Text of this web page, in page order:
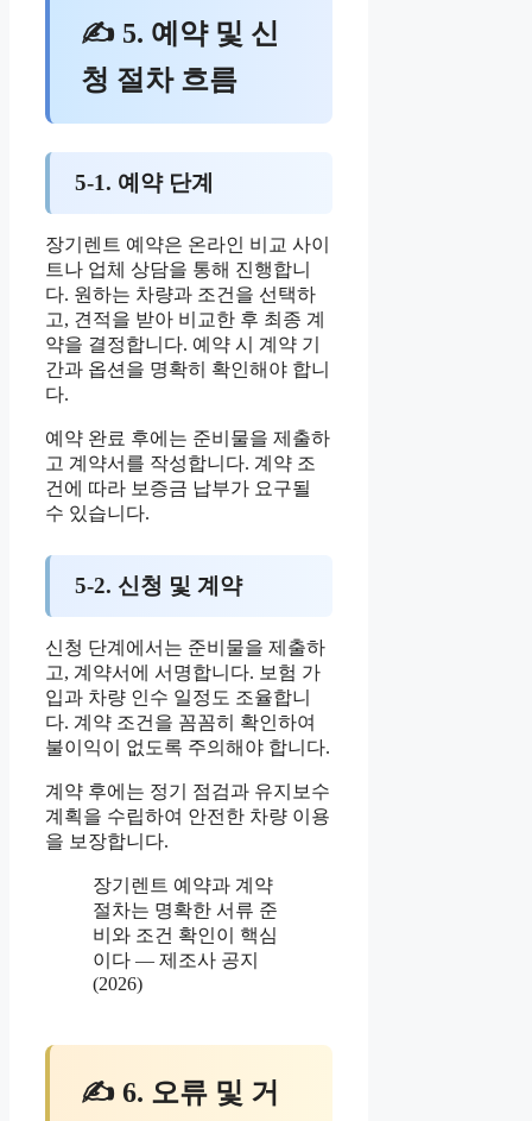
✍ 5. 예약 및 신
청 절차 흐름
5-1. 예약 단계
장기렌트 예약은 온라인 비교 사이
트나 업체 상담을 통해 진행합니
다. 원하는 차량과 조건을 선택하
고, 견적을 받아 비교한 후 최종 계
약을 결정합니다. 예약 시 계약 기
간과 옵션을 명확히 확인해야 합니
다.
예약 완료 후에는 준비물을 제출하
고 계약서를 작성합니다. 계약 조
건에 따라 보증금 납부가 요구될
수 있습니다.
5-2. 신청 및 계약
신청 단계에서는 준비물을 제출하
고, 계약서에 서명합니다. 보험 가
입과 차량 인수 일정도 조율합니
다. 계약 조건을 꼼꼼히 확인하여
불이익이 없도록 주의해야 합니다.
계약 후에는 정기 점검과 유지보수
계획을 수립하여 안전한 차량 이용
을 보장합니다.
장기렌트 예약과 계약
절차는 명확한 서류 준
비와 조건 확인이 핵심
이다 — 제조사 공지
(2026)
✍ 6. 오류 및 거